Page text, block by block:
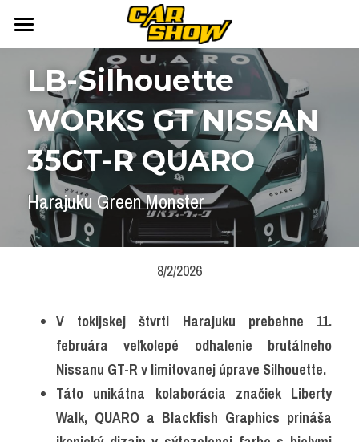
DOMOV
AUTONEWS
AUKCIE
ARCHÍV
NEWSLETTER
KONTAKT
ŠPORT
ČLÁNKY
KALENDÁR
Přihlášení Registrace účtu
LB-Silhouette
WORKS GT NISSAN
35GT-R QUARO
Harajuku Green Monster
8/2/2026
V tokijskej štvrti Harajuku prebehne 11.
februára veľkolepé odhalenie brutálneho
Nissanu GT-R v limitovanej úprave Silhouette.
Táto unikátna kolaborácia značiek Liberty
Walk, QUARO a Blackfish Graphics prináša